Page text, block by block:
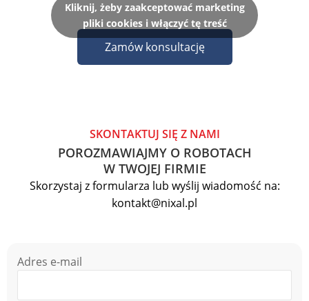
Kliknij, żeby zaakceptować marketing
pliki cookies i włączyć tę treść
Zamów konsultację
SKONTAKTUJ SIĘ Z NAMI
POROZMAWIAJMY O ROBOTACH
W TWOJEJ FIRMIE
Skorzystaj z formularza lub wyślij wiadomość na:
kontakt@nixal.pl
Adres e-mail